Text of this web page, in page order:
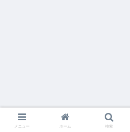
メニュー ホーム 検索